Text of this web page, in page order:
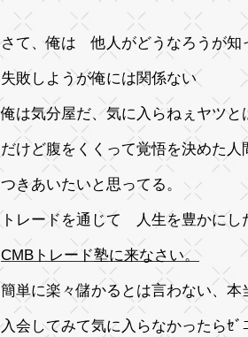
さて、俺は 他人がどうなろうが知
失敗しようが俺には関係ない
俺は気分屋だ、気に入らねぇヤツと
だけど腹をくくって覚悟を決めた
つきあいたいと思ってる。
トレードを通じて 人生を豊かに
CMBトレード塾に来なさい。
簡単に楽々儲かるとは言わない、本
入会してみて気に入らなかったらｾﾞ